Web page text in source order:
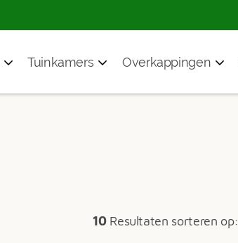
Tuinkamers Overkappingen
10Resultaten sorteren op: